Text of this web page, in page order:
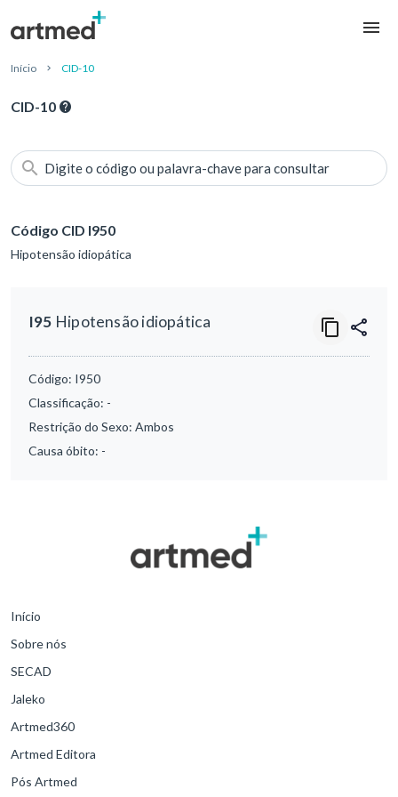
Início CID-10
CID-10
Digite o código ou palavra-chave para consultar
Código CID I950
Hipotensão idiopática
I95 Hipotensão idiopática
Código: I950
Classificação: -
Restrição do Sexo: Ambos
Causa óbito: -
Início
Sobre nós
SECAD
Jaleko
Artmed360
Artmed Editora
Pós Artmed